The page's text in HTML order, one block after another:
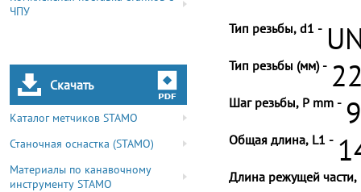
ЧПУ
Скачать
Каталог метчиков STAMO
Станочная оснастка (STAMO)
Материалы по канавочному
инструменту STAMO
Тип резьбы, d1 -
Тип резьбы (мм) -
Шаг резьбы, P mm -
Общая длина, L1 -
Длина режущей части,